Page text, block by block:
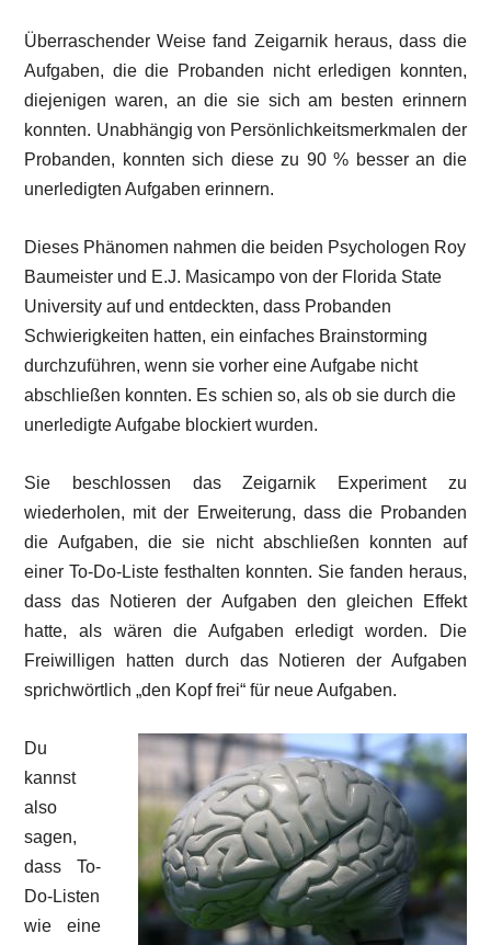
Überraschender Weise fand Zeigarnik heraus, dass die
Aufgaben, die die Probanden nicht erledigen konnten,
diejenigen waren, an die sie sich am besten erinnern
konnten. Unabhängig von Persönlichkeitsmerkmalen der
Probanden, konnten sich diese zu 90 % besser an die
unerledigten Aufgaben erinnern.
Dieses Phänomen nahmen die beiden Psychologen Roy
Baumeister und E.J. Masicampo von der Florida State
University auf und entdeckten, dass Probanden
Schwierigkeiten hatten, ein einfaches Brainstorming
durchzuführen, wenn sie vorher eine Aufgabe nicht
abschließen konnten. Es schien so, als ob sie durch die
unerledigte Aufgabe blockiert wurden.
Sie beschlossen das Zeigarnik Experiment zu
wiederholen, mit der Erweiterung, dass die Probanden
die Aufgaben, die sie nicht abschließen konnten auf
einer To-Do-Liste festhalten konnten. Sie fanden heraus,
dass das Notieren der Aufgaben den gleichen Effekt
hatte, als wären die Aufgaben erledigt worden. Die
Freiwilligen hatten durch das Notieren der Aufgaben
sprichwörtlich „den Kopf frei“ für neue Aufgaben.
Du
kannst
also
sagen,
dass To-
Do-Listen
wie eine